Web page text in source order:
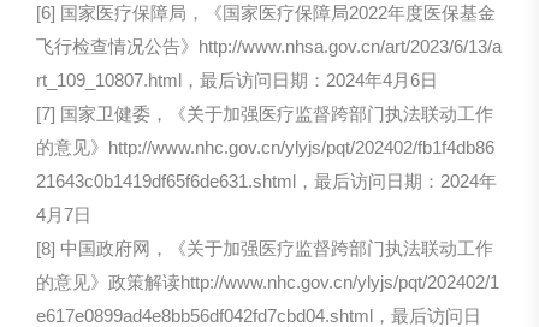
[6] 国家医疗保障局，《国家医疗保障局2022年度医保基金
飞行检查情况公告》http://www.nhsa.gov.cn/art/2023/6/13/a
rt_109_10807.html，最后访问日期：2024年4月6日
[7] 国家卫健委，《关于加强医疗监督跨部门执法联动工作
的意见》http://www.nhc.gov.cn/ylyjs/pqt/202402/fb1f4db86
21643c0b1419df65f6de631.shtml，最后访问日期：2024年
4月7日
[8] 中国政府网，《关于加强医疗监督跨部门执法联动工作
的意见》政策解读http://www.nhc.gov.cn/ylyjs/pqt/202402/1
e617e0899ad4e8bb56df042fd7cbd04.shtml，最后访问日